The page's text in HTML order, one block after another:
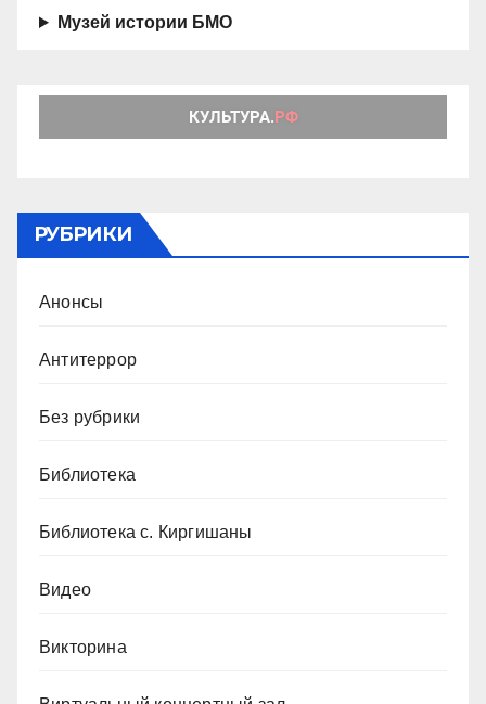
Музей истории БМО
РУБРИКИ
Анонсы
Антитеррор
Без рубрики
Библиотека
Библиотека с. Киргишаны
Видео
Викторина